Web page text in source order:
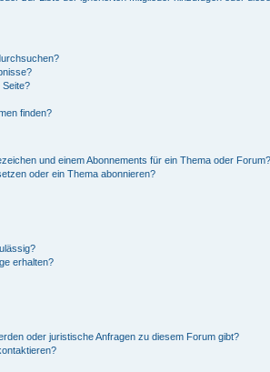
Seite?
finden?
und einem Abonnements für ein Thema oder Forum?
oder ein Thema abonnieren?
erhalten?
oder juristische Anfragen zu diesem Forum gibt?